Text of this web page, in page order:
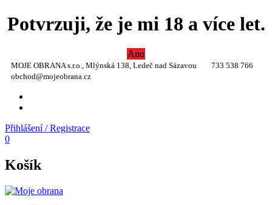
Potvrzuji, že je mi 18 a více let.
Ano
MOJE OBRANA s.r.o., Mlýnská 138, Ledeč nad Sázavou
733 538 766
obchod@mojeobrana.cz
Přihlášení / Registrace
0
Košík